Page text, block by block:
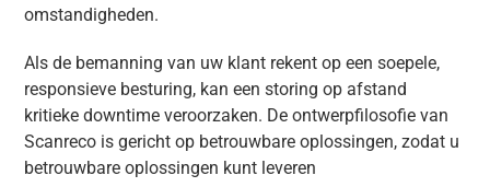
omstandigheden.
Als de bemanning van uw klant rekent op een soepele,
responsieve besturing, kan een storing op afstand
kritieke downtime veroorzaken. De ontwerpfilosofie van
Scanreco is gericht op betrouwbare oplossingen, zodat u
betrouwbare oplossingen kunt leveren